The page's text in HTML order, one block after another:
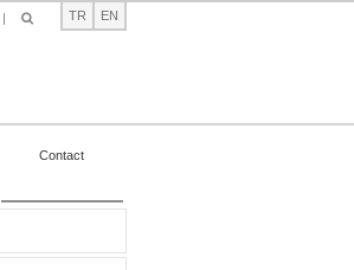
| TR EN
Contact